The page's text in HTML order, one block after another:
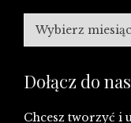
Archiwa
Dołącz do nas
Chcesz tworzyć i